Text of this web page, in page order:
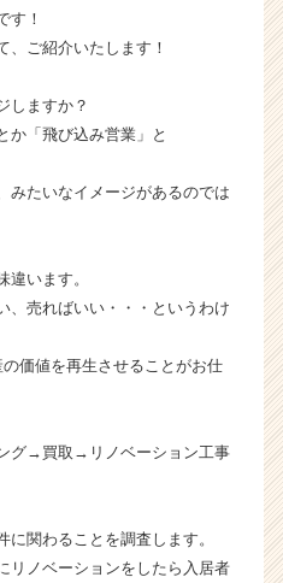
す！
、ご紹介いたします！
しますか？
か「飛び込み営業」と
みたいなイメージがあるのでは
違います。
、売ればいい・・・というわけ
価値を再生させることがお仕
グ→買取→リノベーション工事
関わることを調査します。
リノベーションをしたら入居者